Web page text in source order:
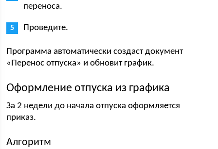
переноса.
Проведите.
Программа автоматически создаст документ
«Перенос отпуска» и обновит график.
Оформление отпуска из графика
За 2 недели до начала отпуска оформляется
приказ.
Алгоритм